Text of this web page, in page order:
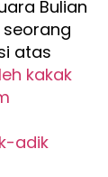
Bulian
atas
kakak
adik